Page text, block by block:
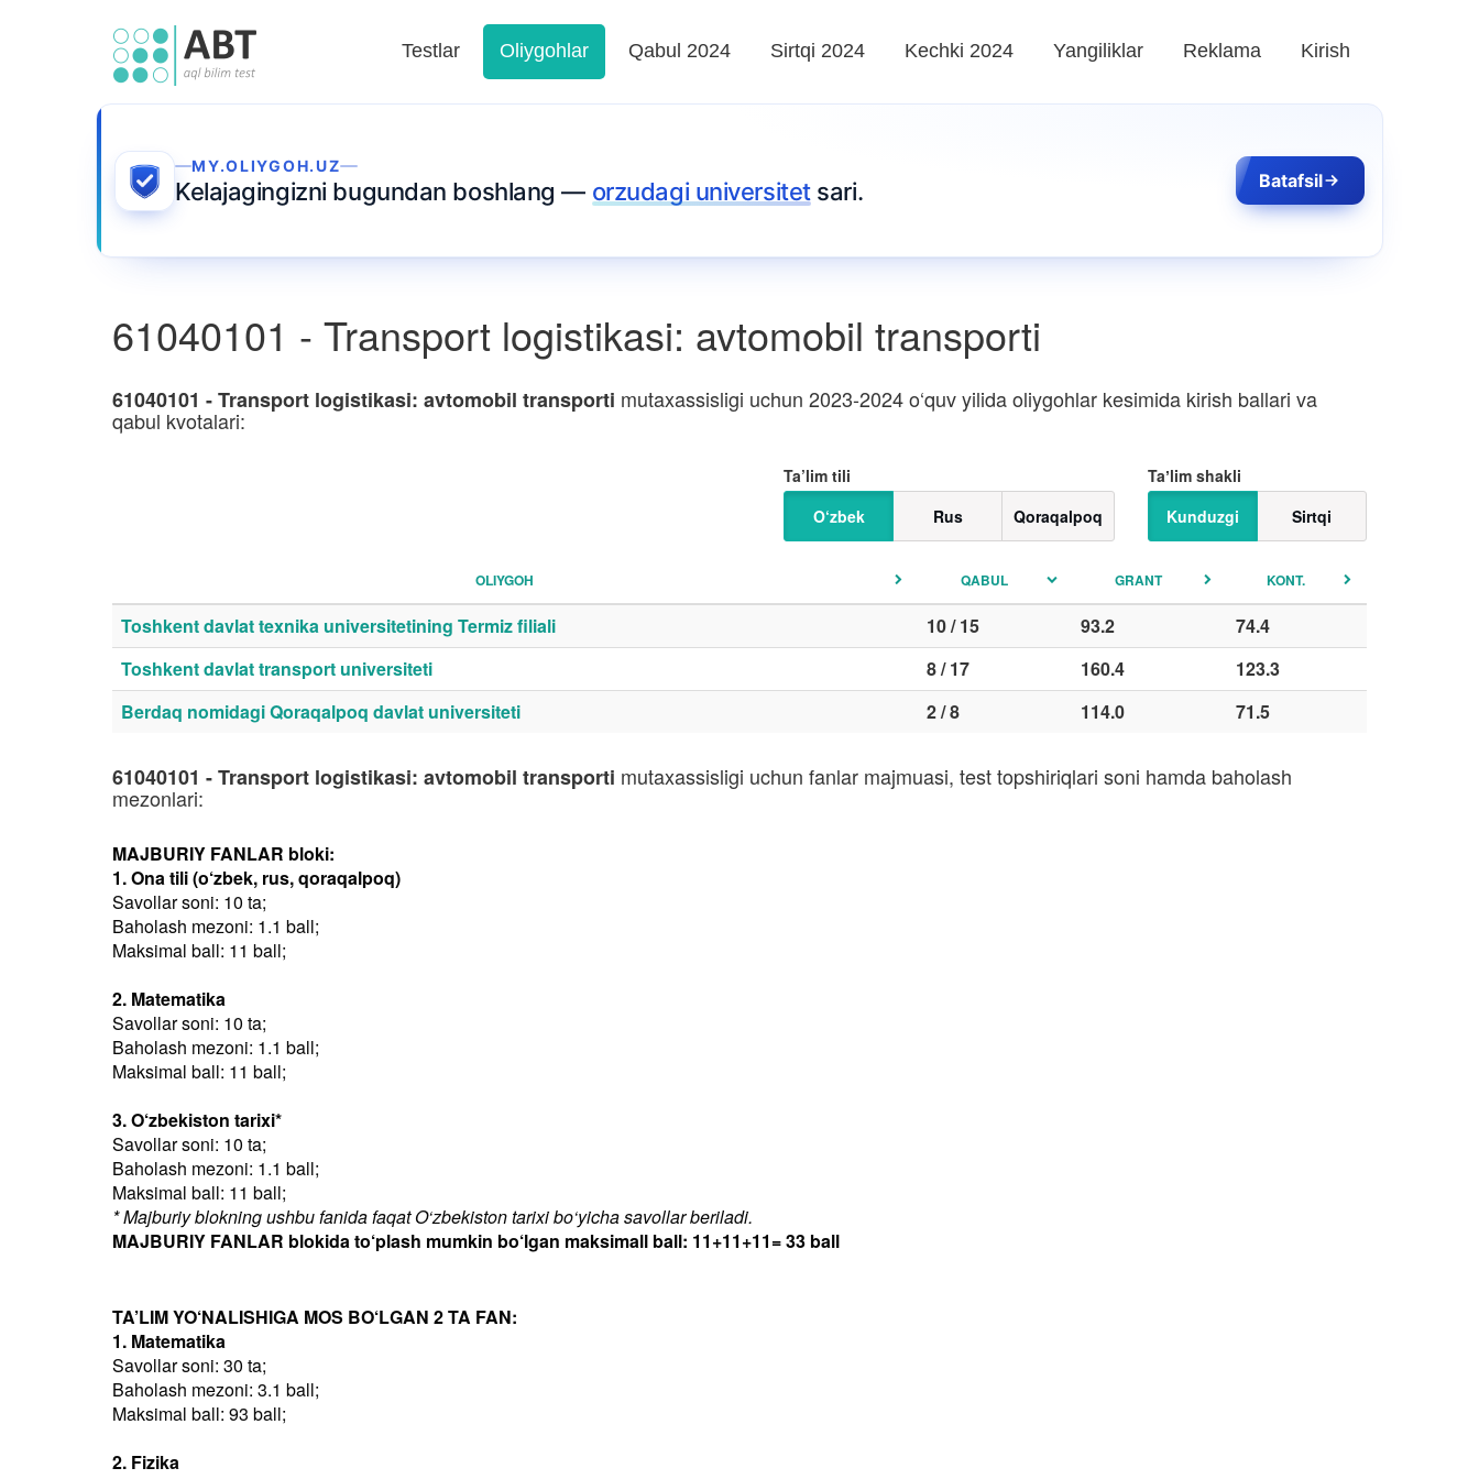
Testlar Oliygohlar Qabul 2024 Sirtqi 2024 Kechki 2024 Yangiliklar Reklama Kirish
MY.OLIYGOH.UZ
Kelajagingizni bugundan boshlang — orzudagi universitetsari. Batafsil
61040101 - Transport logistikasi: avtomobil transporti
61040101 - Transport logistikasi: avtomobil transporti mutaxassisligi uchun 2023-2024 o‘quv yilida oliygohlar kesimida kirish ballari va
qabul kvotalari:
Taʼlim shakli
Kunduzgi
Sirtqi
Ta’lim tili
O‘zbek
Rus Qoraqalpoq
OLIYGOH QABUL GRANT KONT.
Toshkent davlat texnika universitetining Termiz filiali 10 / 15 93.2
74.4
Toshkent davlat transport universiteti
8 / 17 160.4
123.3
Berdaq nomidagi Qoraqalpoq davlat universiteti
2 / 8 114.0 71.5
61040101 - Transport logistikasi: avtomobil transporti mutaxassisligi uchun fanlar majmuasi, test topshiriqlari soni hamda baholash
mezonlari:
MAJBURIY FANLAR bloki:
1. Ona tili (o‘zbek, rus, qoraqalpoq)
Savollar soni: 10 ta;
Baholash mezoni: 1.1 ball;
Maksimal ball: 11 ball;
2. Matematika
Savollar soni: 10 ta;
Baholash mezoni: 1.1 ball;
Maksimal ball: 11 ball;
3. O‘zbekiston tarixi*
Savollar soni: 10 ta;
Baholash mezoni: 1.1 ball;
Maksimal ball: 11 ball;
* Majburiy blokning ushbu fanida faqat O‘zbekiston tarixi bo‘yicha savollar beriladi.
MAJBURIY FANLAR blokida to‘plash mumkin bo‘lgan maksimall ball: 11+11+11= 33 ball
TA’LIM YO‘NALISHIGA MOS BO‘LGAN 2 TA FAN:
1. Matematika
Savollar soni: 30 ta;
Baholash mezoni: 3.1 ball;
Maksimal ball: 93 ball;
2. Fizika